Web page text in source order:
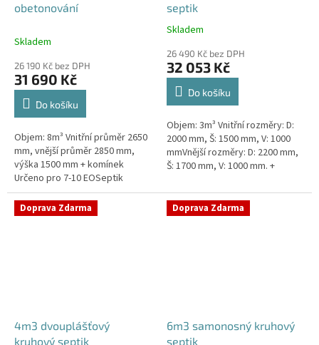
obetonování
Skladem
26 190 Kč bez DPH
31 690 Kč
Do košíku
Objem: 8m³ Vnitřní průměr 2650
mm, vnější průměr 2850 mm,
výška 1500 mm + komínek
Určeno pro 7-10 EOSeptik
vhodný pod parkovací stání,
komunikace a do jílovité...
septik
Průměrné
produktu
je
4,3
hvězdiček.
Skladem
26 490 Kč bez DPH
32 053 Kč
Do košíku
Objem: 3m³ Vnitřní rozměry: D:
2000 mm, Š: 1500 mm, V: 1000
mmVnější rozměry: D: 2200 mm,
Š: 1700 mm, V: 1000 mm. +
EOKvalitní, pevný septik bez
potřeby...
Doprava Zdarma
4m3 dvouplášťový
kruhový septik
Doprava Zdarma
6m3 samonosný kruhový
septik